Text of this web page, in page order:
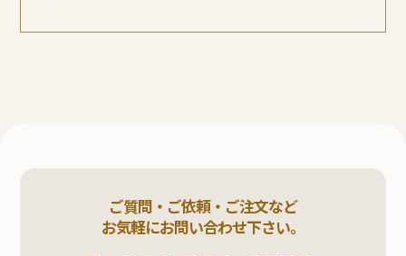
ご質問・ご依頼・ご注文など
お気軽にお問い合わせ下さい。